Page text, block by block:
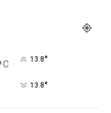
C 13.8°
13.8°